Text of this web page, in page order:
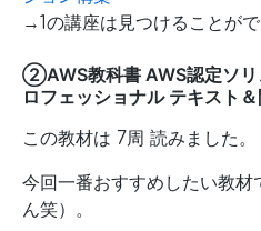
→1の講座は見つけることがで
②AWS教科書 AWS認定ソリ
ロフェッショナル テキスト＆
この教材は 7周 読みました。
今回一番おすすめしたい教
ん笑）。